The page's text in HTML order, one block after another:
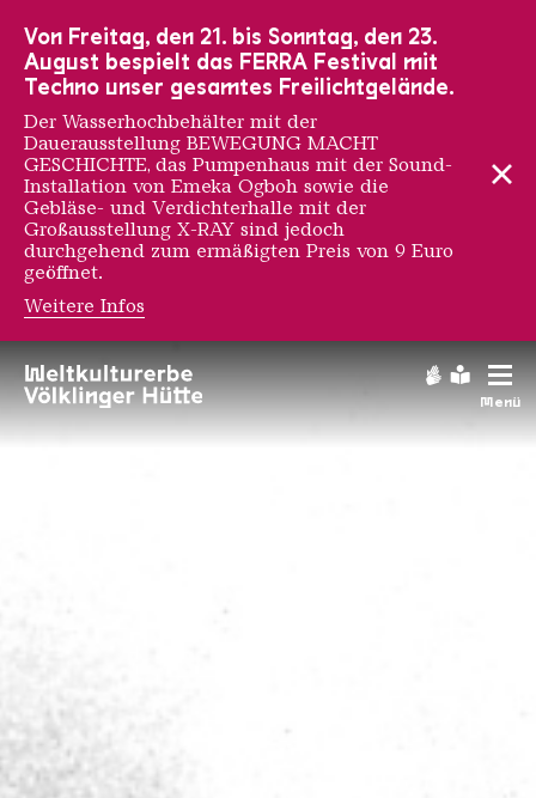
Menü
Hüttenkino
Von Freitag, den 21. bis Sonntag, den 23.
August bespielt das FERRA Festival mit
Techno unser gesamtes Freilichtgelände.
Der Wasserhochbehälter mit der
Dauerausstellung BEWEGUNG MACHT
GESCHICHTE, das Pumpenhaus mit der Sound-
Installation von Emeka Ogboh sowie die
Gebläse- und Verdichterhalle mit der
Großausstellung X-RAY sind jedoch
durchgehend zum ermäßigten Preis von 9 Euro
geöffnet.
Weitere Infos